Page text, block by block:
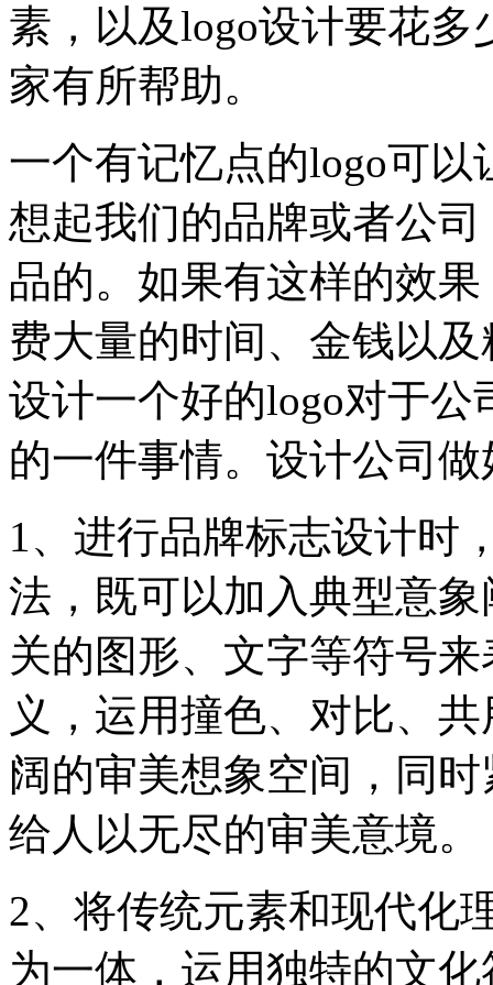
素，以及logo设计要花
家有所帮助。
一个有记忆点的logo可
想起我们的品牌或者公
品的。如果有这样的效
费大量的时间、金钱以
设计一个好的logo对于
的一件事情。设计公司
1、进行品牌标志设计时
法，既可以加入典型意
关的图形、文字等符号
义，运用撞色、对比、
阔的审美想象空间，同
给人以无尽的审美意境。
2、将传统元素和现代化
为一体，运用独特的文